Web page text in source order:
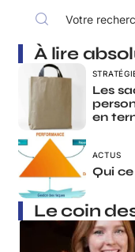
À lire
Les
en
ACTUS
Qui ce
Le coin